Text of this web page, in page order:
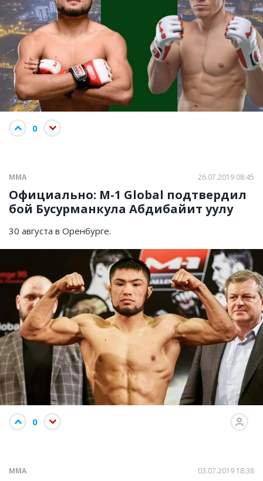
0
ММА 26.07.2019 08:45
Официально: М-1 Global подтвердил
бой Бусурманкула Абдибайит уулу
30 августа в Оренбурге.
0
ММА 03.07.2019 18:38